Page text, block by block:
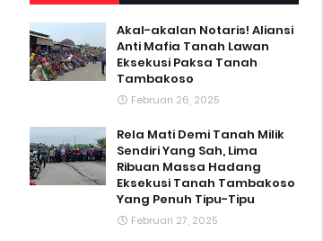
Akal-akalan Notaris! Aliansi
Anti Mafia Tanah Lawan
Eksekusi Paksa Tanah
Tambakoso
Februari 26, 2025
Rela Mati Demi Tanah Milik
Sendiri Yang Sah, Lima
Ribuan Massa Hadang
Eksekusi Tanah Tambakoso
Yang Penuh Tipu-Tipu
Februari 27, 2025